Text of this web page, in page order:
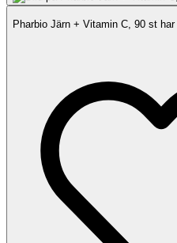
Pharbio Järn + Vitamin C, 90 st